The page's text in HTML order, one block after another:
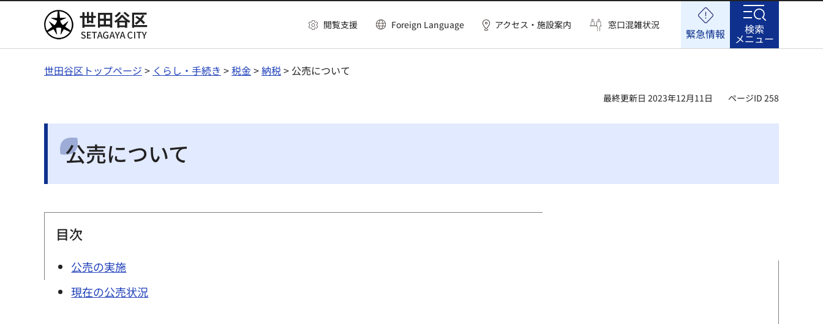
世田谷区 閲覧支援 Foreign Language アクセス・施設案内 窓口混雑状況
緊急情報 検索
メニュー
世田谷区トップページ > くらし・手続き >税金>納税> 公売について
最終更新日 2023年12月11日 ページID 258
公売について
目次
公売の実施
現在の公売状況